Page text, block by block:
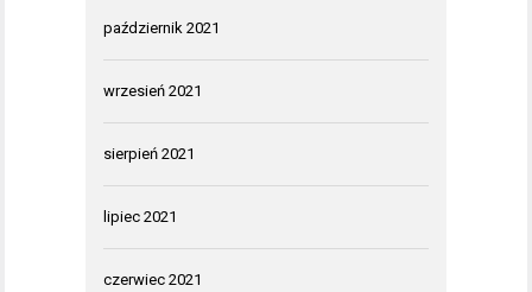
październik 2021
wrzesień 2021
sierpień 2021
lipiec 2021
czerwiec 2021